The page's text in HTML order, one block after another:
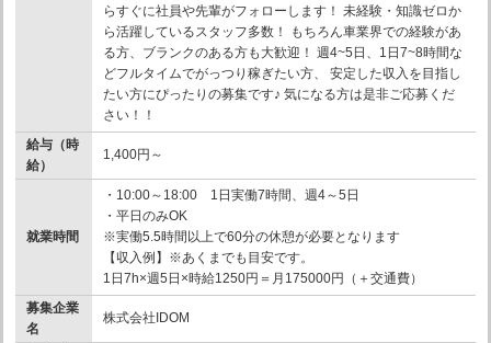
らすぐに社員や先輩がフォローします！ 未経験・知識ゼロか
ら活躍しているスタッフ多数！ もちろん車業界での経験があ
る方、ブランクのある方も大歓迎！ 週4~5日、1日7~8時間な
どフルタイムでがっつり稼ぎたい方、 安定した収入を目指し
たい方にぴったりの募集です♪ 気になる方は是非ご応募くだ
さい！！
給与（時
給）
1,400円～
就業時間
・10:00～18:00 1日実働7時間、週4～5日
・平日のみOK
※実働5.5時間以上で60分の休憩が必要となります
【収入例】※あくまでも目安です。
1日7h×週5日×時給1250円＝月175000円（＋交通費）
募集企業
名
株式会社IDOM